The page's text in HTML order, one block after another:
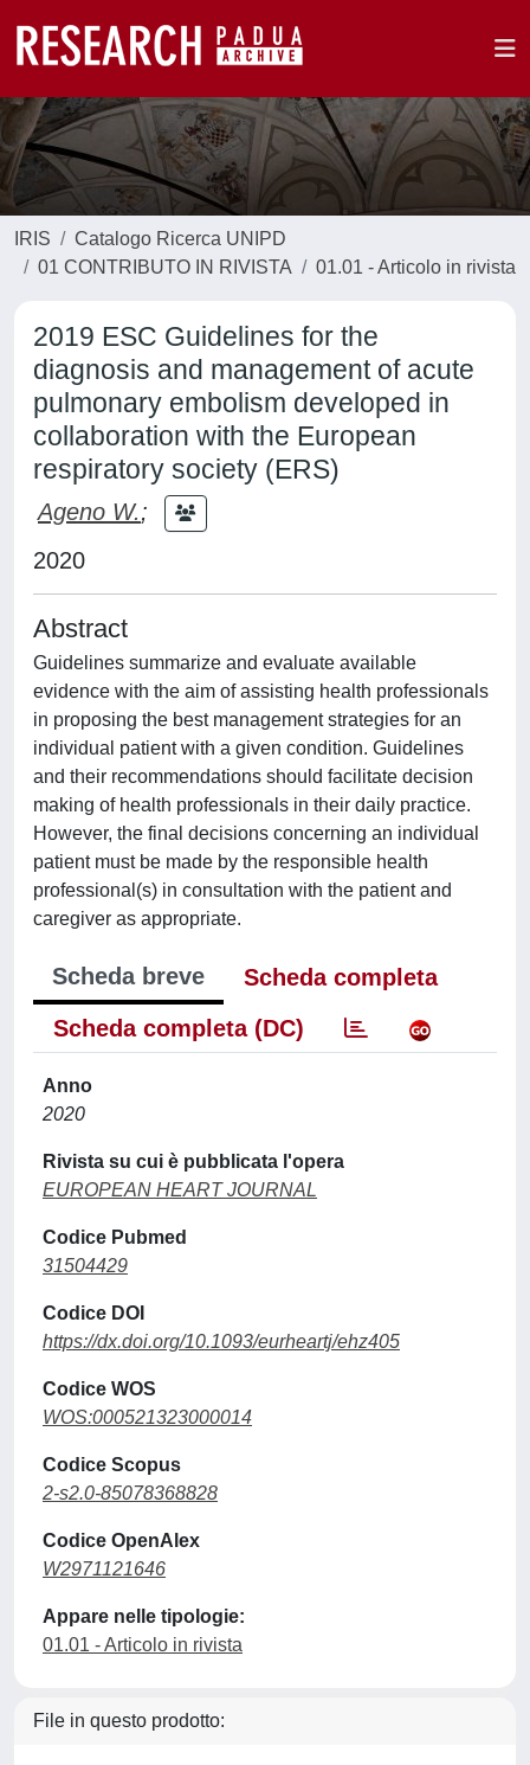
IRIS
Catalogo Ricerca UNIPD
01 CONTRIBUTO IN RIVISTA
01.01 - Articolo in rivista
2019 ESC Guidelines for the
diagnosis and management of acute
pulmonary embolism developed in
collaboration with the European
respiratory society (ERS)
Ageno W.;
2020
Abstract
Guidelines summarize and evaluate available
evidence with the aim of assisting health professionals
in proposing the best management strategies for an
individual patient with a given condition. Guidelines
and their recommendations should facilitate decision
making of health professionals in their daily practice.
However, the final decisions concerning an individual
patient must be made by the responsible health
professional(s) in consultation with the patient and
caregiver as appropriate.
Scheda breve
Scheda completa
Scheda completa (DC)
Anno
2020
Rivista su cui è pubblicata l'opera
EUROPEAN HEART JOURNAL
Codice Pubmed
31504429
Codice DOI
https://dx.doi.org/10.1093/eurheartj/ehz405
Codice WOS
WOS:000521323000014
Codice Scopus
2-s2.0-85078368828
Codice OpenAlex
W2971121646
Appare nelle tipologie:
01.01 - Articolo in rivista
File in questo prodotto: